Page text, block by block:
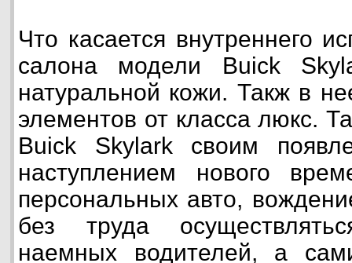
Что касается внутреннего
салона модели Buick
натуральной кожи. Такж в
элементов от класса люкс.
Buick Skylark своим
наступлением нового
персональных авто,
без труда
наемных водителей, а